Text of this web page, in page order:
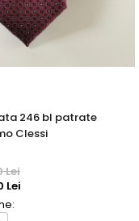
246 bl patrate
Clessi
Lei
Lei